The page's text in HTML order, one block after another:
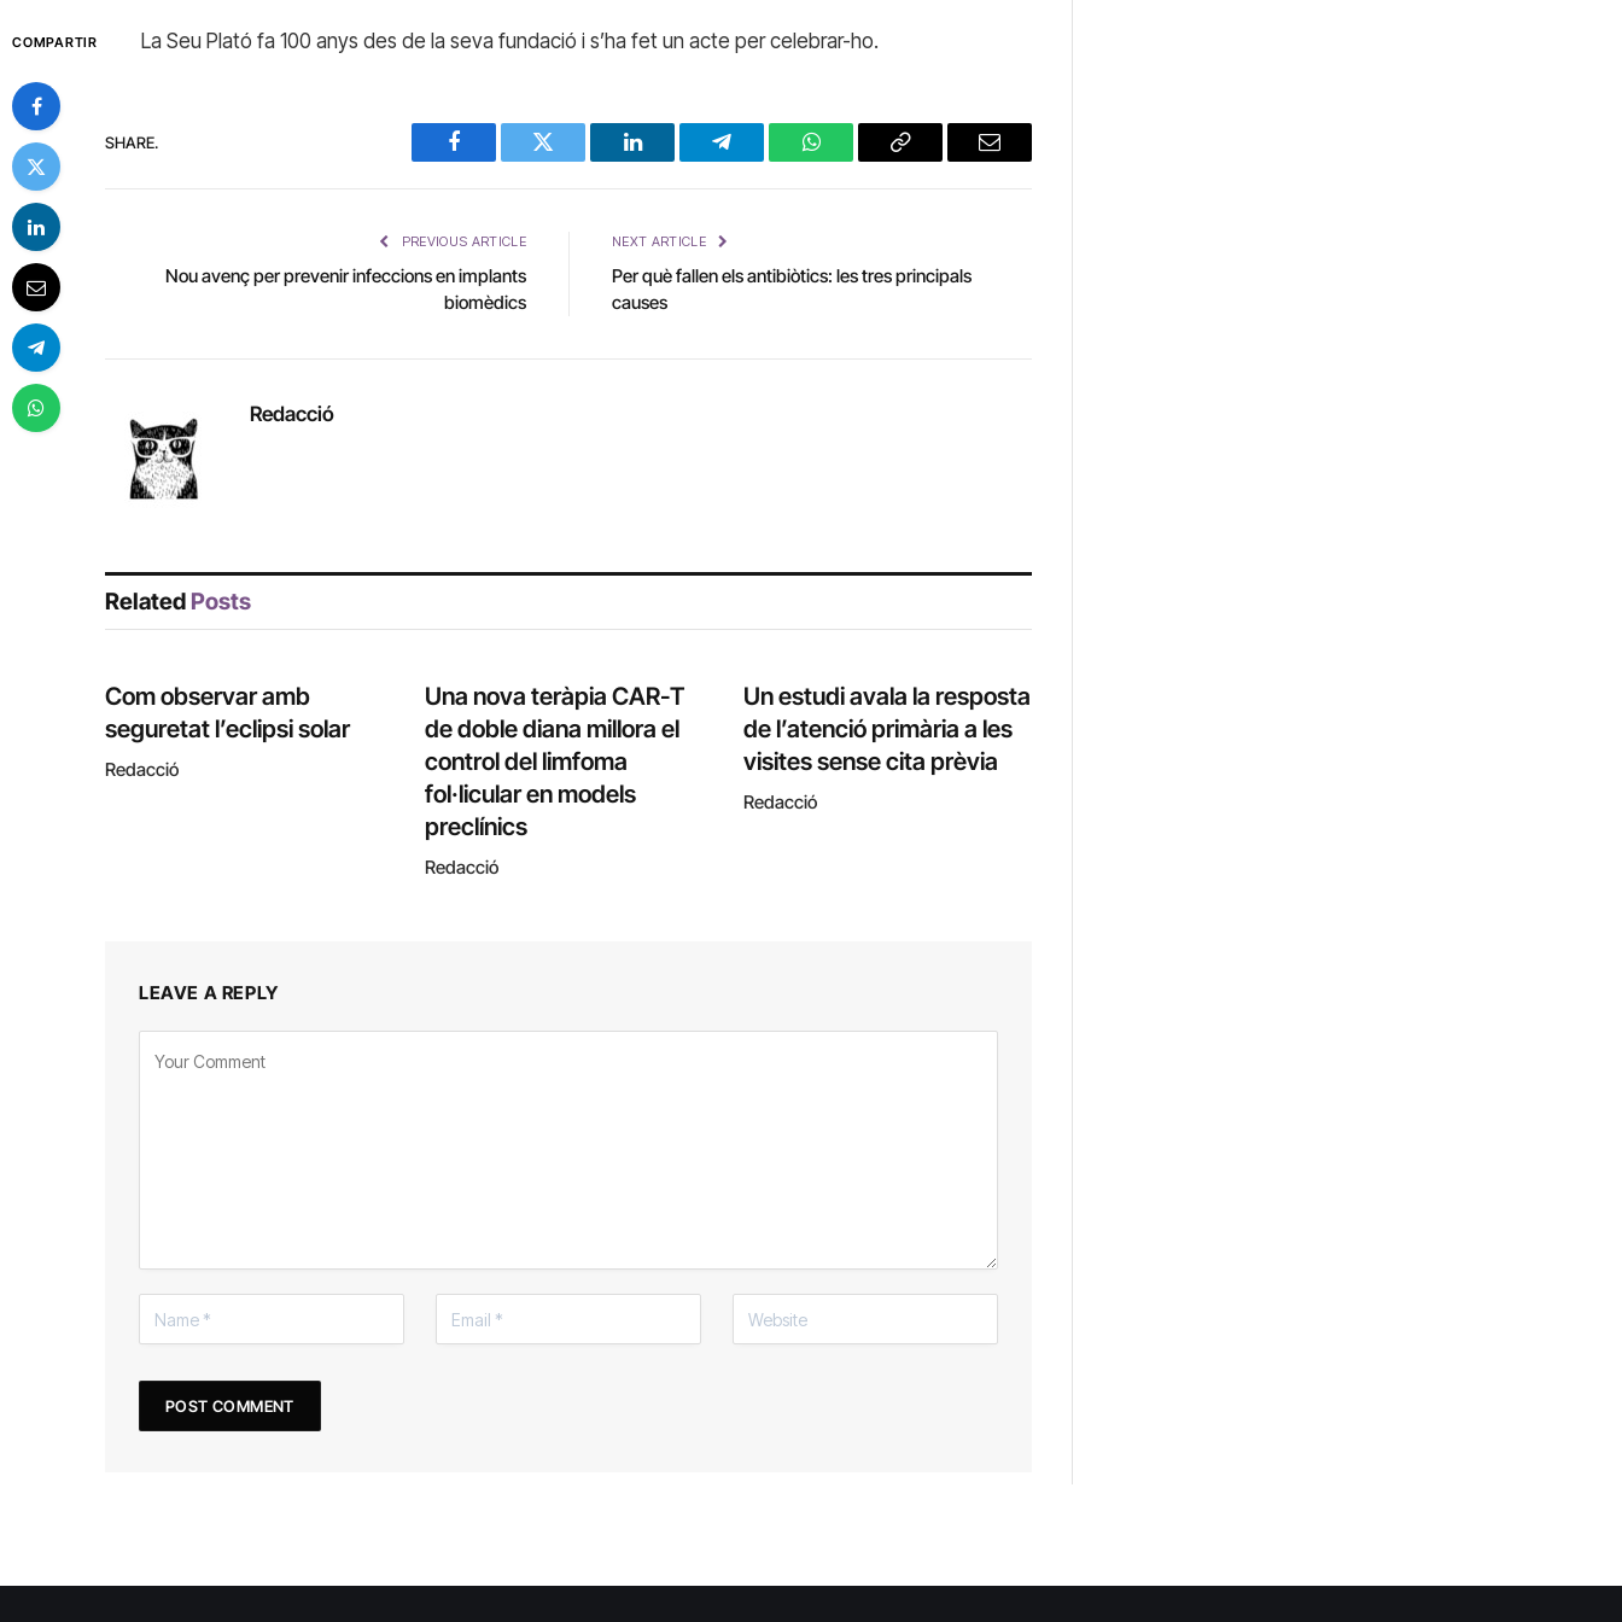
COMPARTIR La Seu Plató fa 100 anys des de la seva fundació i s’ha fet un acte per celebrar-ho.
SHARE.
Facebook Twitter LinkedIn Telegram WhatsAppCopy
Email
PREVIOUS ARTICLE
Nou avenç per prevenir infeccions en implants
biomèdics
NEXT ARTICLE
Per què fallen els antibiòtics: les tres principals
causes
Redacció
Related Posts
Com observar amb
seguretat l’eclipsi solar
Redacció
Una nova teràpia CAR-T
de doble diana millora el
control del limfoma
fol·licular en models
preclínics
Redacció
Un estudi avala la resposta
de l’atenció primària a les
visites sense cita prèvia
Redacció
LEAVE A REPLY